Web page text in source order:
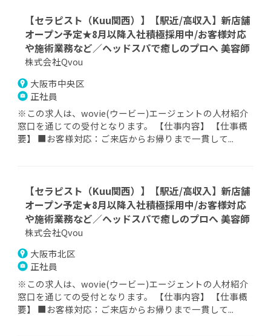
【セラピスト（Kuu関西）】【駅近/高収入】新店舗
オープン予定★8月以降入社積極採用中/お客様対応
や施術業務など／ヘッドスパで癒しのプロへ 美容師
株式会社Qvou
大阪市中央区
正社員
※この求人は、wovie(ウービー)エージェントの人材紹介
窓口を通じての受付となります。 【仕事内容】 【仕事概
要】 ■お客様対応：ご来店からお帰りまで一貫して...
【セラピスト（Kuu関西）】【駅近/高収入】新店舗
オープン予定★8月以降入社積極採用中/お客様対応
や施術業務など／ヘッドスパで癒しのプロへ 美容師
株式会社Qvou
大阪市北区
正社員
※この求人は、wovie(ウービー)エージェントの人材紹介
窓口を通じての受付となります。 【仕事内容】 【仕事概
要】 ■お客様対応：ご来店からお帰りまで一貫して...